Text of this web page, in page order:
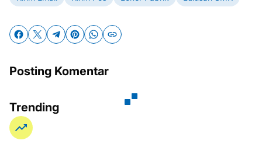
Posting Komentar
Trending